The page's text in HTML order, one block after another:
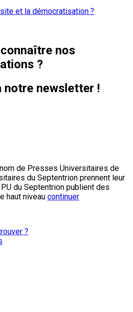
et la démocratisation ?
nos
?
notre newsletter !
de Presses Universitaires de
du Septentrion prennent leur
du Septentrion publient des
haut niveau continuer
?